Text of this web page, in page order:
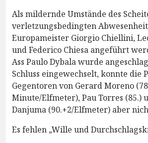
Als mildernde Umstände des
verletzungsbedingten
Europameister Giorgio Chiellini,
und Federico Chiesa angeführt
Ass Paulo Dybala wurde
Schluss eingewechselt, konnte die
Gegentoren von Gerard Moreno
Minute/Elfmeter), Pau Torres (85.)
Danjuma (90.+2/Elfmeter) aber
Es fehlen „Wille und